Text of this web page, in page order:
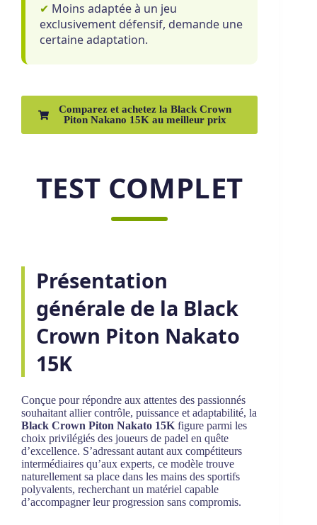
✔ Moins adaptée à un jeu
exclusivement défensif, demande une
certaine adaptation.
Comparez et achetez la Black Crown
Piton Nakano 15K au meilleur prix
TEST COMPLET
Présentation
générale de la Black
Crown Piton Nakato
15K
Conçue pour répondre aux attentes des passionnés
souhaitant allier contrôle, puissance et adaptabilité, la
Black Crown Piton Nakato 15K figure parmi les
choix privilégiés des joueurs de padel en quête
d’excellence. S’adressant autant aux compétiteurs
intermédiaires qu’aux experts, ce modèle trouve
naturellement sa place dans les mains des sportifs
polyvalents, recherchant un matériel capable
d’accompagner leur progression sans compromis.